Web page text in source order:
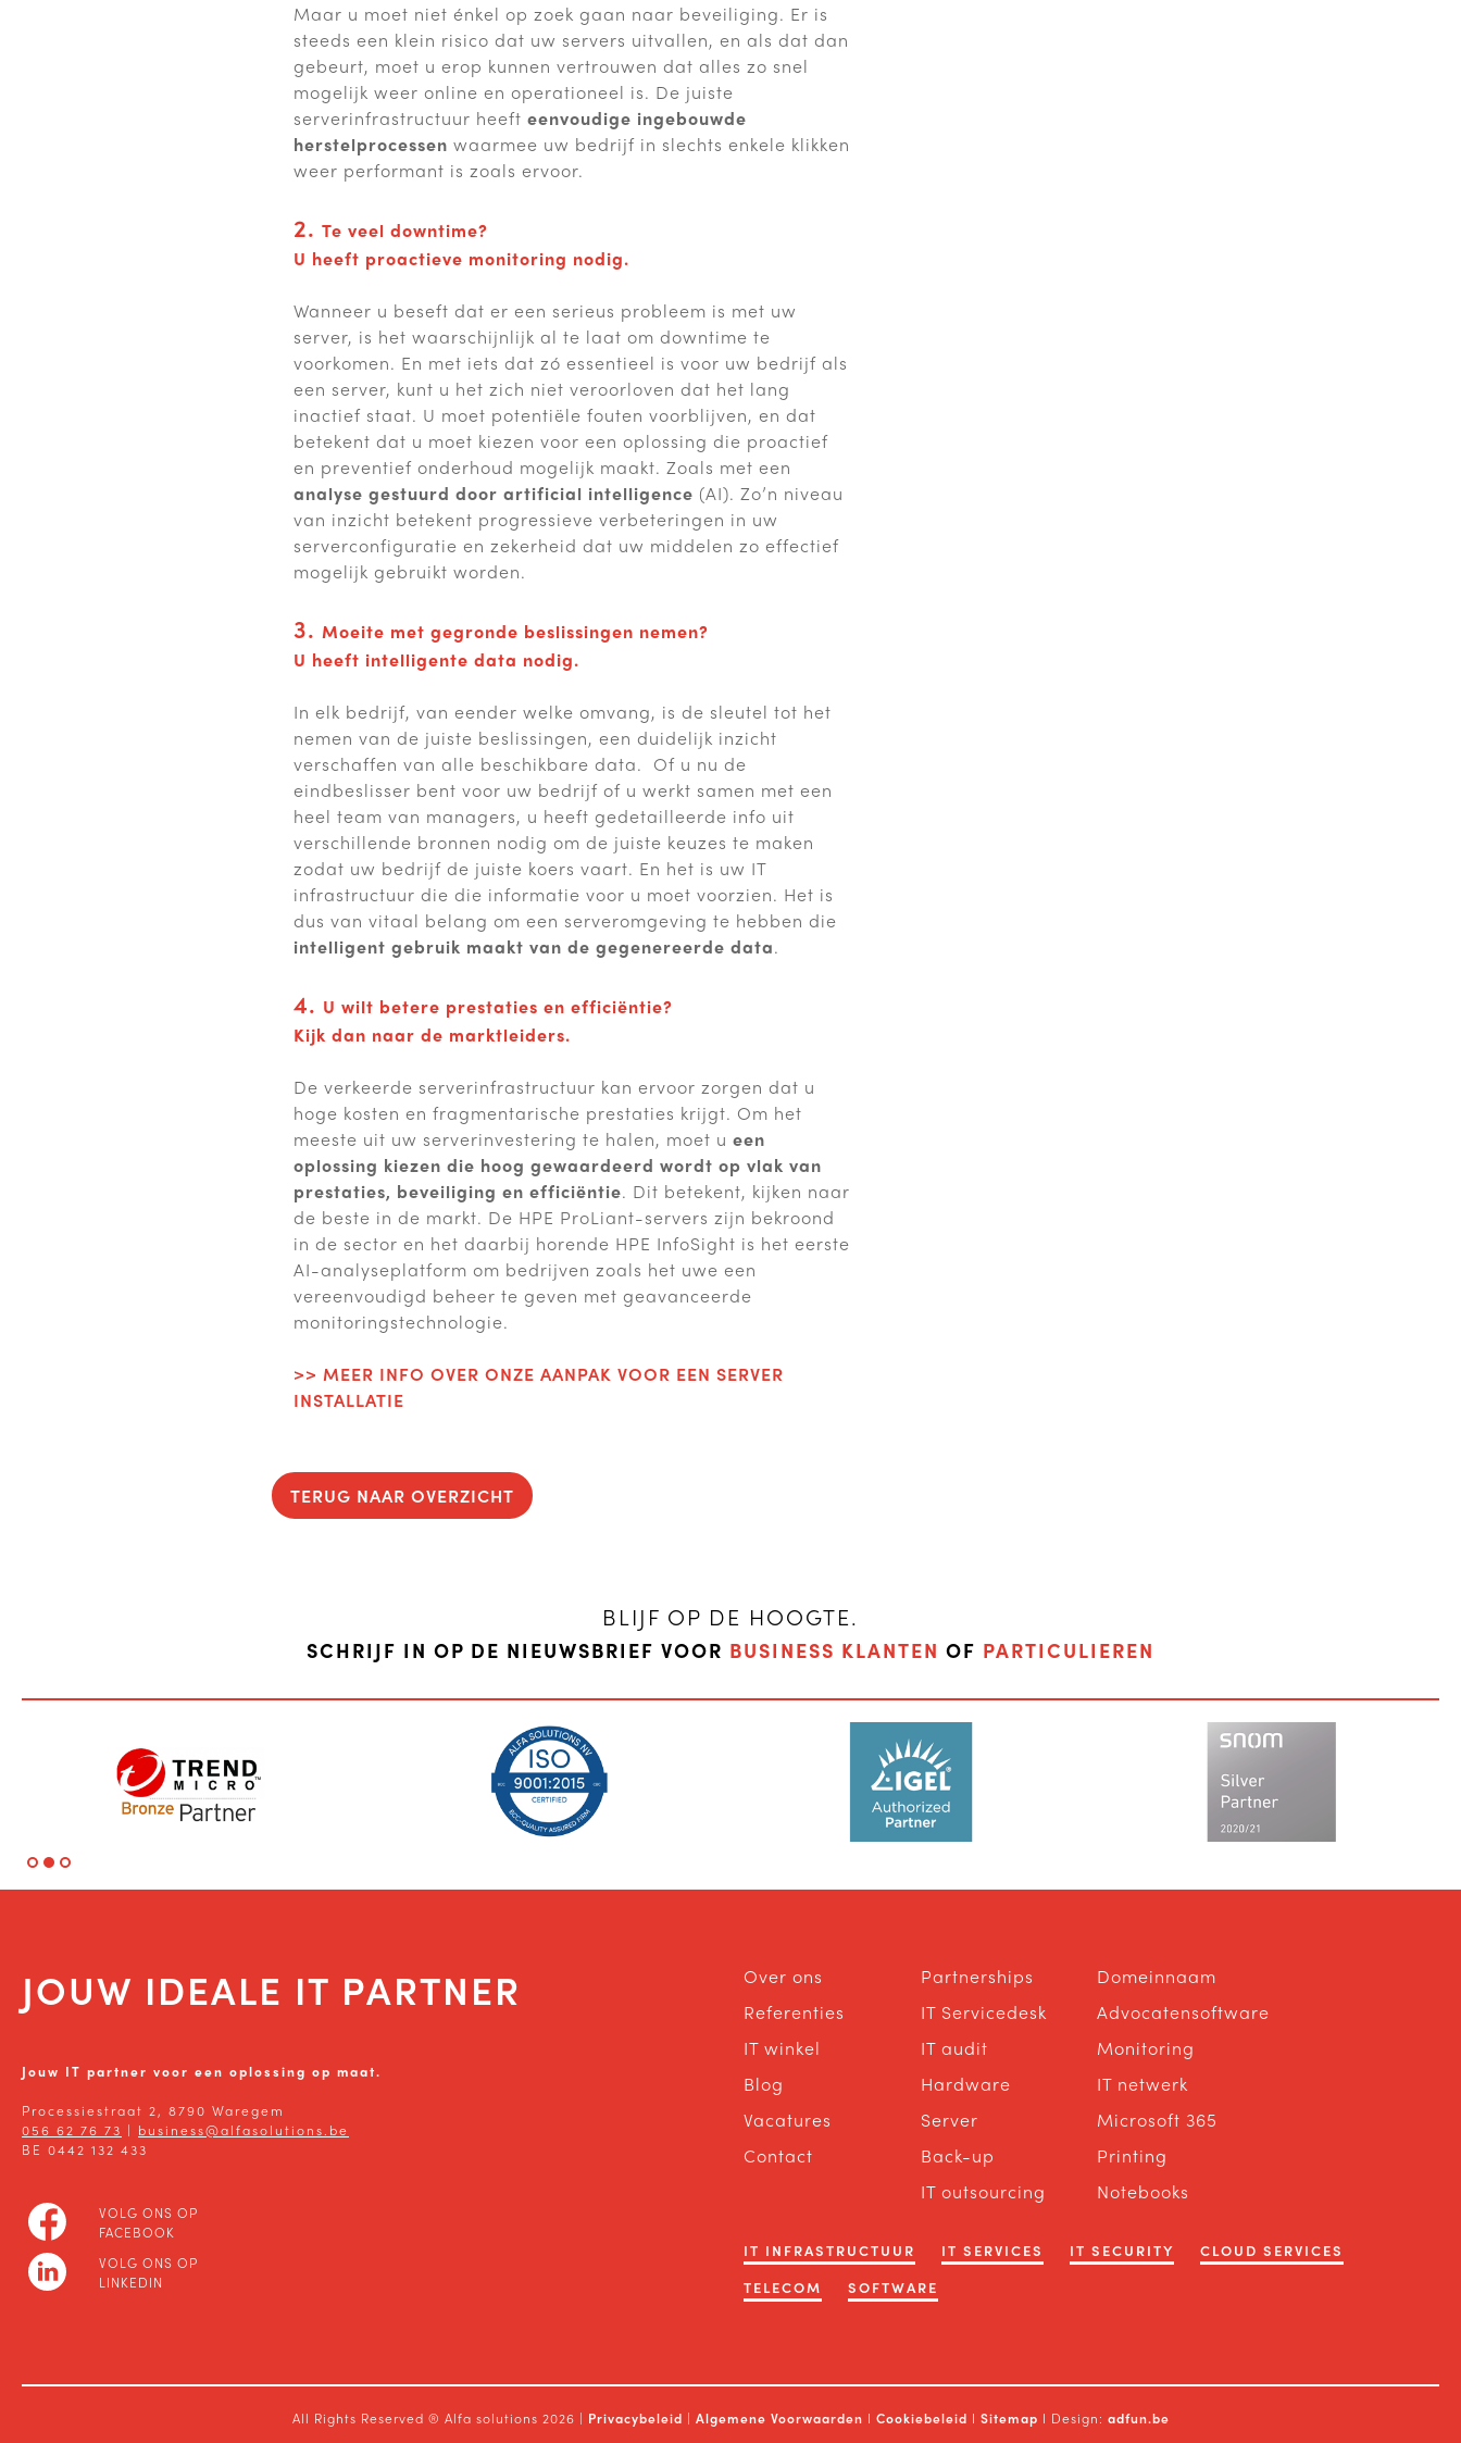
Maar u moet niet énkel op zoek gaan naar beveiliging. Er is
steeds een klein risico dat uw servers uitvallen, en als dat dan
gebeurt, moet u erop kunnen vertrouwen dat alles zo snel
mogelijk weer online en operationeel is. De juiste
serverinfrastructuur heeft eenvoudige ingebouwde
herstelprocessen waarmee uw bedrijf in slechts enkele klikken
weer performant is zoals ervoor.
2. Te veel downtime?
U heeft proactieve monitoring nodig.
Wanneer u beseft dat er een serieus probleem is met uw
server, is het waarschijnlijk al te laat om downtime te
voorkomen. En met iets dat zó essentieel is voor uw bedrijf als
een server, kunt u het zich niet veroorloven dat het lang
inactief staat. U moet potentiële fouten voorblijven, en dat
betekent dat u moet kiezen voor een oplossing die proactief
en preventief onderhoud mogelijk maakt. Zoals met een
analyse gestuurd door artificial intelligence (AI). Zo’n niveau
van inzicht betekent progressieve verbeteringen in uw
serverconfiguratie en zekerheid dat uw middelen zo effectief
mogelijk gebruikt worden.
3. Moeite met gegronde beslissingen nemen?
U heeft intelligente data nodig.
In elk bedrijf, van eender welke omvang, is de sleutel tot het
nemen van de juiste beslissingen, een duidelijk inzicht
verschaffen van alle beschikbare data. Of u nu de
eindbeslisser bent voor uw bedrijf of u werkt samen met een
heel team van managers, u heeft gedetailleerde info uit
verschillende bronnen nodig om de juiste keuzes te maken
zodat uw bedrijf de juiste koers vaart. En het is uw IT
infrastructuur die die informatie voor u moet voorzien. Het is
dus van vitaal belang om een ​​serveromgeving te hebben die
intelligent gebruik maakt van de gegenereerde data.
4. U wilt betere prestaties en efficiëntie?
Kijk dan naar de marktleiders.
De verkeerde serverinfrastructuur kan ervoor zorgen dat u
hoge kosten en fragmentarische prestaties krijgt. Om het
meeste uit uw serverinvestering te halen, moet u een
oplossing kiezen die hoog gewaardeerd wordt op vlak van
prestaties, beveiliging en efficiëntie. Dit betekent, kijken naar
de beste in de markt. De HPE ProLiant-servers zijn bekroond
in de sector en het daarbij horende HPE InfoSight is het eerste
AI-analyseplatform om bedrijven zoals het uwe een
vereenvoudigd beheer te geven met geavanceerde
monitoringstechnologie.
>> MEER INFO OVER ONZE AANPAK VOOR EEN SERVER
INSTALLATIE
TERUG NAAR OVERZICHT
BLIJF OP DE HOOGTE.
SCHRIJF IN OP DE NIEUWSBRIEF VOOR BUSINESS KLANTEN OF PARTICULIEREN
JOUW IDEALE IT PARTNER
Jouw IT partner voor een oplossing op maat.
Processiestraat 2, 8790 Waregem
056 62 76 73 | business@alfasolutions.be
BE 0442 132 433
VOLG ONS OP
FACEBOOK
VOLG ONS OP
LINKEDIN
Over ons
Referenties
IT winkel
Blog
Vacatures
Contact
Partnerships
IT Servicedesk
IT audit
Hardware
Server
Back-up
IT outsourcing
Domeinnaam
Advocatensoftware
Monitoring
IT netwerk
Microsoft 365
Printing
Notebooks
IT INFRASTRUCTUUR IT SERVICES IT SECURITY
CLOUD SERVICES
TELECOM
SOFTWARE
All Rights Reserved ® Alfa solutions 2026 | Privacybeleid | Algemene Voorwaarden I Cookiebeleid I Sitemap I Design: adfun.be